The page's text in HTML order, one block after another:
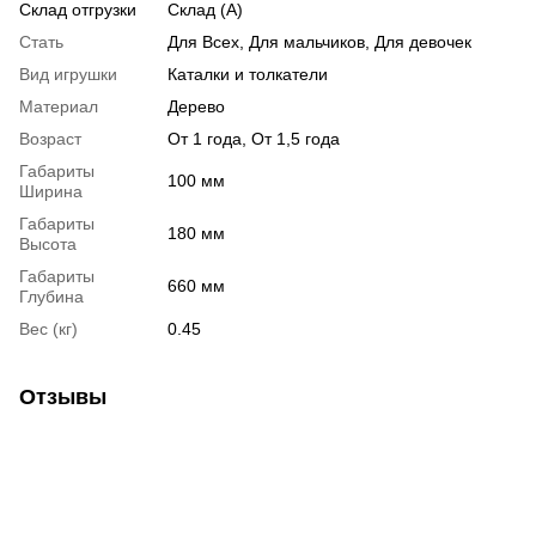
Склад отгрузки
Склад (А)
Стать
Для Всех, Для мальчиков, Для девочек
Вид игрушки
Каталки и толкатели
Материал
Дерево
Возраст
От 1 года, От 1,5 года
Габариты
Ширина
100 мм
Габариты
Высота
180 мм
Габариты
Глубина
660 мм
Вес (кг) 0.45
Отзывы